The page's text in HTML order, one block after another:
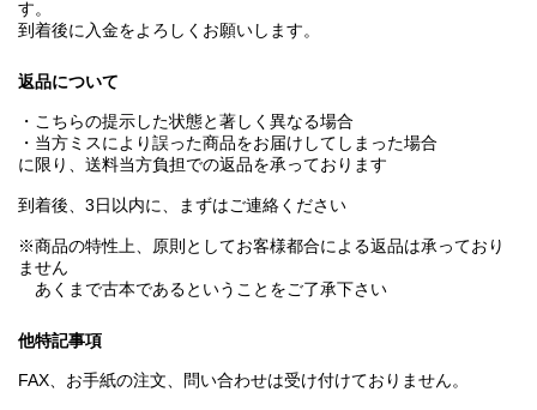
す。
到着後に入金をよろしくお願いします。
返品について
・こちらの提示した状態と著しく異なる場合
・当方ミスにより誤った商品をお届けしてしまった場合
に限り、送料当方負担での返品を承っております
到着後、3日以内に、まずはご連絡ください
※商品の特性上、原則としてお客様都合による返品は承っており
ません
あくまで古本であるということをご了承下さい
他特記事項
FAX、お手紙の注文、問い合わせは受け付けておりません。